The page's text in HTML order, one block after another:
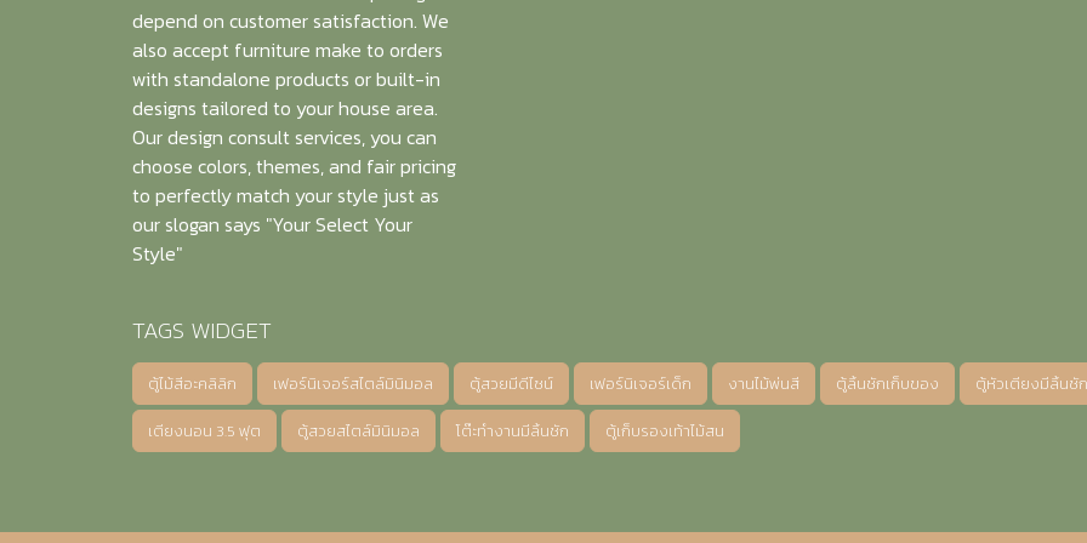
depend on customer satisfaction. We
also accept furniture make to orders
with standalone products or built-in
designs tailored to your house area.
Our design consult services, you can
choose colors, themes, and fair pricing
to perfectly match your style just as
our slogan says "Your Select Your
Style"
TAGS WIDGET
ตู้ไม้สีอะคลิลิก เฟอร์นิเจอร์สไตล์มินิมอล ตู้สวยมีดีไซน์ เฟอร์นิเจอร์เด็ก งานไม้พ่นสี ตู้ลิ้นชักเก็บของ ตู้หัวเตียงมีลิ้นชั
เตียงนอน 3.5 ฟุต ตู้สวยสไตล์มินิมอล โต๊ะทำงานมีลิ้นชัก ตู้เก็บรองเท้าไม้สน